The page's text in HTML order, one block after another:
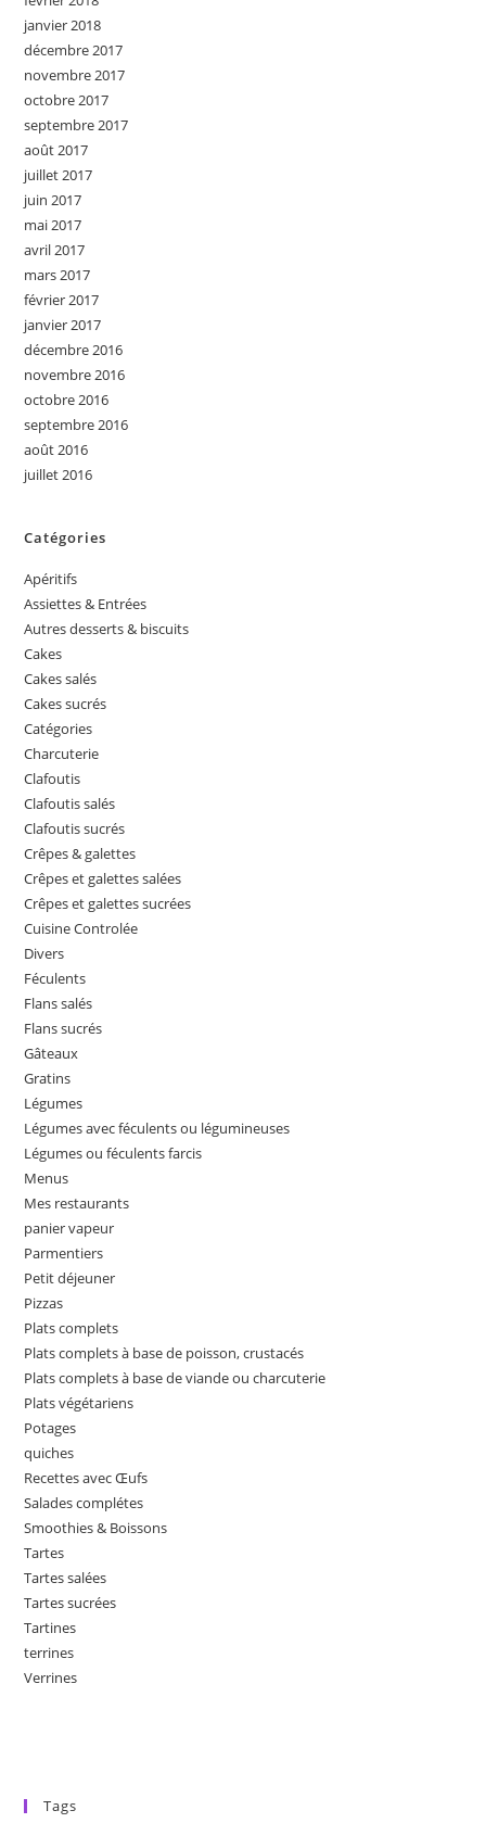
janvier 2018
décembre 2017
novembre 2017
octobre 2017
septembre 2017
août 2017
juillet 2017
juin 2017
mai 2017
avril 2017
mars 2017
février 2017
janvier 2017
décembre 2016
novembre 2016
octobre 2016
septembre 2016
août 2016
juillet 2016
Catégories
Apéritifs
Assiettes & Entrées
Autres desserts & biscuits
Cakes
Cakes salés
Cakes sucrés
Catégories
Charcuterie
Clafoutis
Clafoutis salés
Clafoutis sucrés
Crêpes & galettes
Crêpes et galettes salées
Crêpes et galettes sucrées
Cuisine Controlée
Divers
Féculents
Flans salés
Flans sucrés
Gâteaux
Gratins
Légumes
Légumes avec féculents ou légumineuses
Légumes ou féculents farcis
Menus
Mes restaurants
panier vapeur
Parmentiers
Petit déjeuner
Pizzas
Plats complets
Plats complets à base de poisson, crustacés
Plats complets à base de viande ou charcuterie
Plats végétariens
Potages
quiches
Recettes avec Œufs
Salades complétes
Smoothies & Boissons
Tartes
Tartes salées
Tartes sucrées
Tartines
terrines
Verrines
Tags